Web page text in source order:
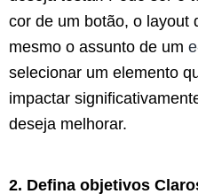
cor de um botão, o layout
mesmo o assunto de um
selecionar um elemento
impactar
deseja melhorar.
2. Defina objetivos